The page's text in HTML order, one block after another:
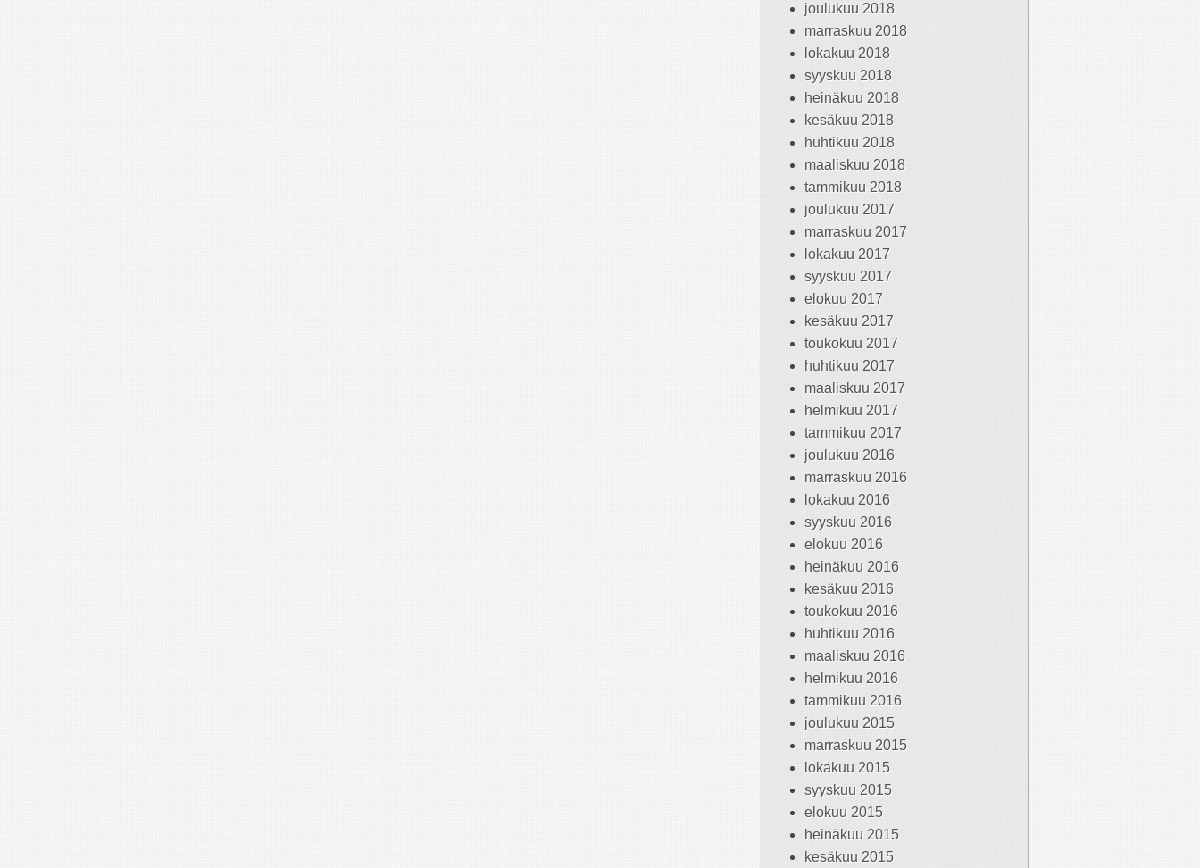
joulukuu 2018
marraskuu 2018
lokakuu 2018
syyskuu 2018
heinäkuu 2018
kesäkuu 2018
huhtikuu 2018
maaliskuu 2018
tammikuu 2018
joulukuu 2017
marraskuu 2017
lokakuu 2017
syyskuu 2017
elokuu 2017
kesäkuu 2017
toukokuu 2017
huhtikuu 2017
maaliskuu 2017
helmikuu 2017
tammikuu 2017
joulukuu 2016
marraskuu 2016
lokakuu 2016
syyskuu 2016
elokuu 2016
heinäkuu 2016
kesäkuu 2016
toukokuu 2016
huhtikuu 2016
maaliskuu 2016
helmikuu 2016
tammikuu 2016
joulukuu 2015
marraskuu 2015
lokakuu 2015
syyskuu 2015
elokuu 2015
heinäkuu 2015
kesäkuu 2015